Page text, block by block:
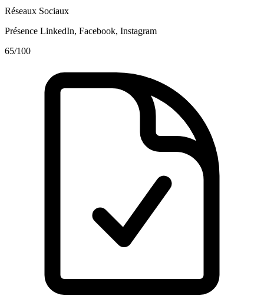
Réseaux Sociaux
Présence LinkedIn, Facebook, Instagram
65/100